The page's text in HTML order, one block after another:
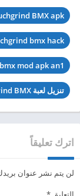
BMX apk
bmx hack
mod apk an1
تنزيل لعبة Touchgrind BMX آخر اصدار
اترك تعليقاً
لن يتم نشر عنوان